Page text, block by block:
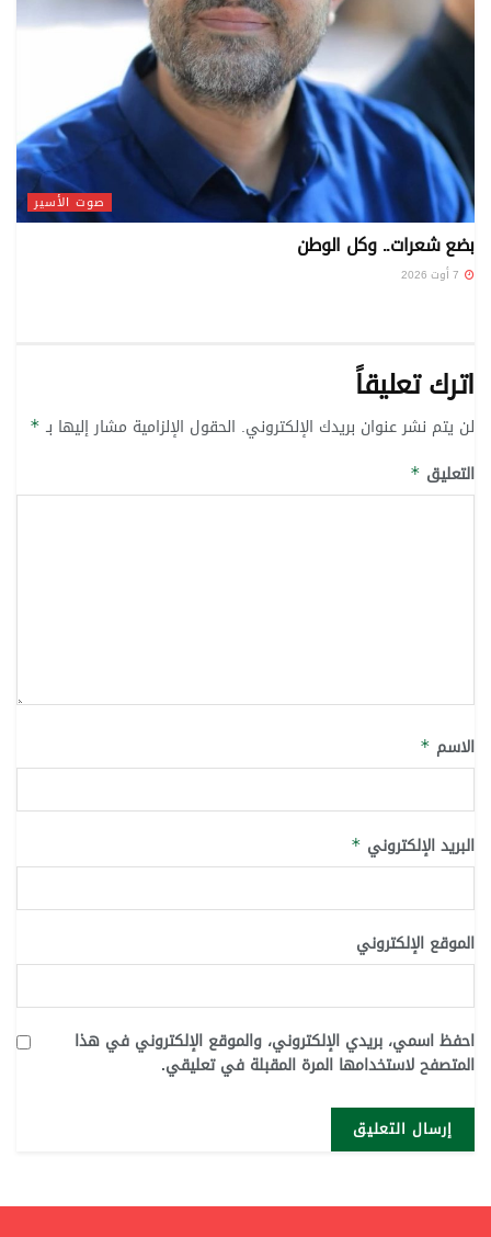
صوت الأسير
بضع شعرات.. وكل الوطن
اترك تعليقاً
لن يتم نشر عنوان بريدك الإلكتروني. الحقول الإلزامية مشار إليها بـ *
التعليق *
الاسم *
البريد الإلكتروني *
الموقع الإلكتروني
احفظ اسمي، بريدي الإلكتروني، والموقع الإلكتروني في هذا
المتصفح لاستخدامها المرة المقبلة في تعليقي.